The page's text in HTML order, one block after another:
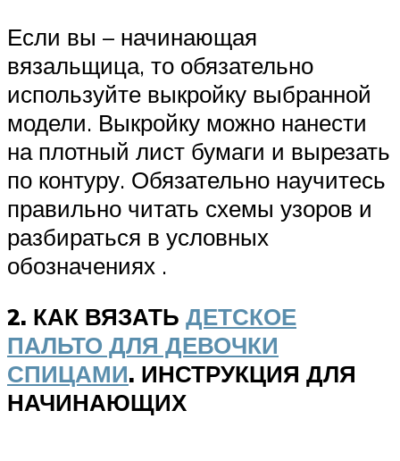
Если вы – начинающая
вязальщица, то обязательно
используйте выкройку выбранной
модели. Выкройку можно нанести
на плотный лист бумаги и вырезать
по контуру. Обязательно научитесь
правильно читать схемы узоров и
разбираться в условных
обозначениях .
2. КАК ВЯЗАТЬ ДЕТСКОЕ
ПАЛЬТО ДЛЯ ДЕВОЧКИ
СПИЦАМИ. ИНСТРУКЦИЯ ДЛЯ
НАЧИНАЮЩИХ